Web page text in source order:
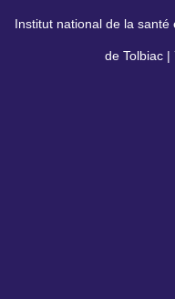
Institut national de la
de Tolbiac |